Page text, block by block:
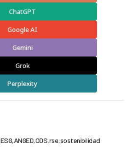
ChatGPT
Google AI
Gemini
Grok
Perplexity
ESG ANGED ODS rse sostenibilidad